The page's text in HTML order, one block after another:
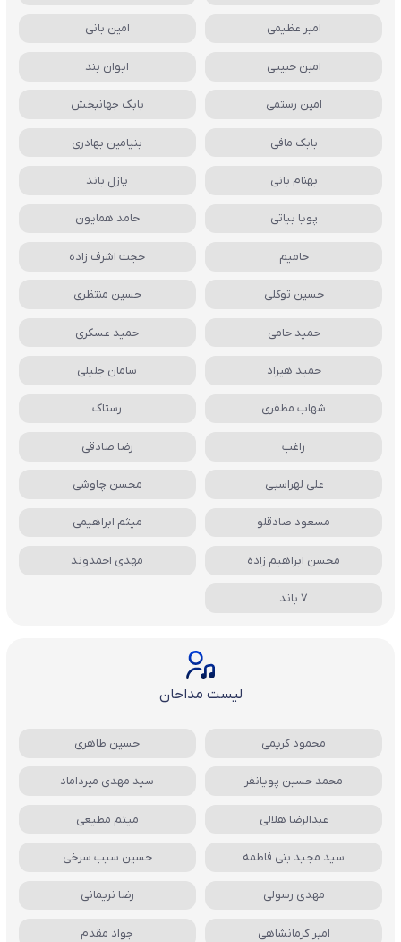
امیر عظیمی امین بانی
امین حبیبی ایوان بند
امین رستمی بابک جهانبخش
بابک مافی بنیامین بهادری
بهنام بانی پازل باند
پویا بیاتی حامد همایون
حامیم حجت اشرف زاده
حسین توکلی حسین منتظری
حمید حامی حمید عسکری
حمید هیراد سامان جلیلی
شهاب مظفری رستاک
راغب رضا صادقی
علی لهراسبی محسن چاوشی
مسعود صادقلو میثم ابراهیمی
محسن ابراهیم زاده مهدی احمدوند
7 باند
لیست مداحان
محمود کریمی حسین طاهری
محمد حسین پویانفر سید مهدی میرداماد
عبدالرضا هلالی میثم مطیعی
سید مجید بنی فاطمه حسین سیب سرخی
مهدی رسولی رضا نریمانی
امیر کرمانشاهی جواد مقدم